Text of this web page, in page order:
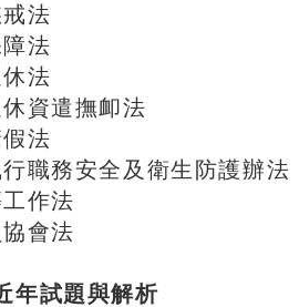
法
法
法
資遣撫卹法
法
職務安全及衛生防護辦法
作法
會法
試題與解析